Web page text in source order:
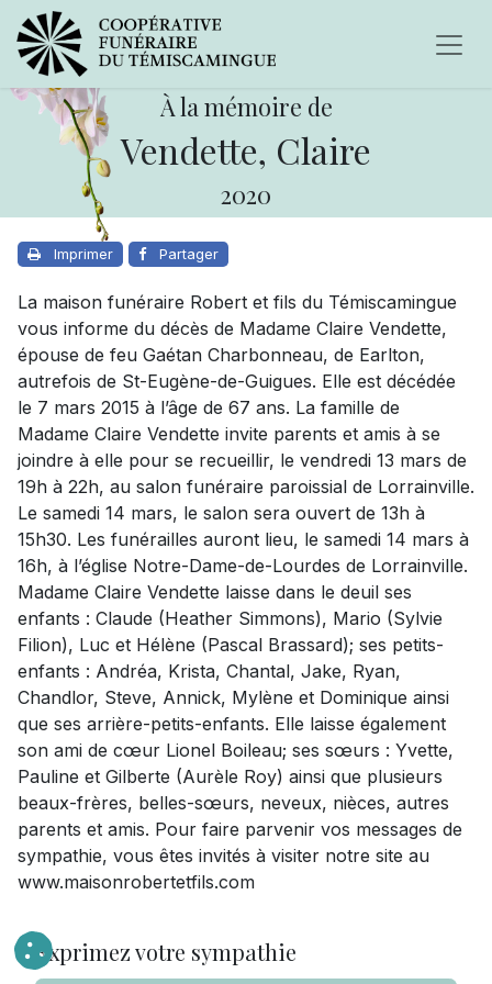
À la mémoire de
Vendette, Claire
2020
Imprimer Partager
La maison funéraire Robert et fils du Témiscamingue
vous informe du décès de Madame Claire Vendette,
épouse de feu Gaétan Charbonneau, de Earlton,
autrefois de St-Eugène-de-Guigues. Elle est décédée
le 7 mars 2015 à l’âge de 67 ans. La famille de
Madame Claire Vendette invite parents et amis à se
joindre à elle pour se recueillir, le vendredi 13 mars de
19h à 22h, au salon funéraire paroissial de Lorrainville.
Le samedi 14 mars, le salon sera ouvert de 13h à
15h30. Les funérailles auront lieu, le samedi 14 mars à
16h, à l’église Notre-Dame-de-Lourdes de Lorrainville.
Madame Claire Vendette laisse dans le deuil ses
enfants : Claude (Heather Simmons), Mario (Sylvie
Filion), Luc et Hélène (Pascal Brassard); ses petits-
enfants : Andréa, Krista, Chantal, Jake, Ryan,
Chandlor, Steve, Annick, Mylène et Dominique ainsi
que ses arrière-petits-enfants. Elle laisse également
son ami de cœur Lionel Boileau; ses sœurs : Yvette,
Pauline et Gilberte (Aurèle Roy) ainsi que plusieurs
beaux-frères, belles-sœurs, neveux, nièces, autres
parents et amis. Pour faire parvenir vos messages de
sympathie, vous êtes invités à visiter notre site au
www.maisonrobertetfils.com
Exprimez votre sympathie